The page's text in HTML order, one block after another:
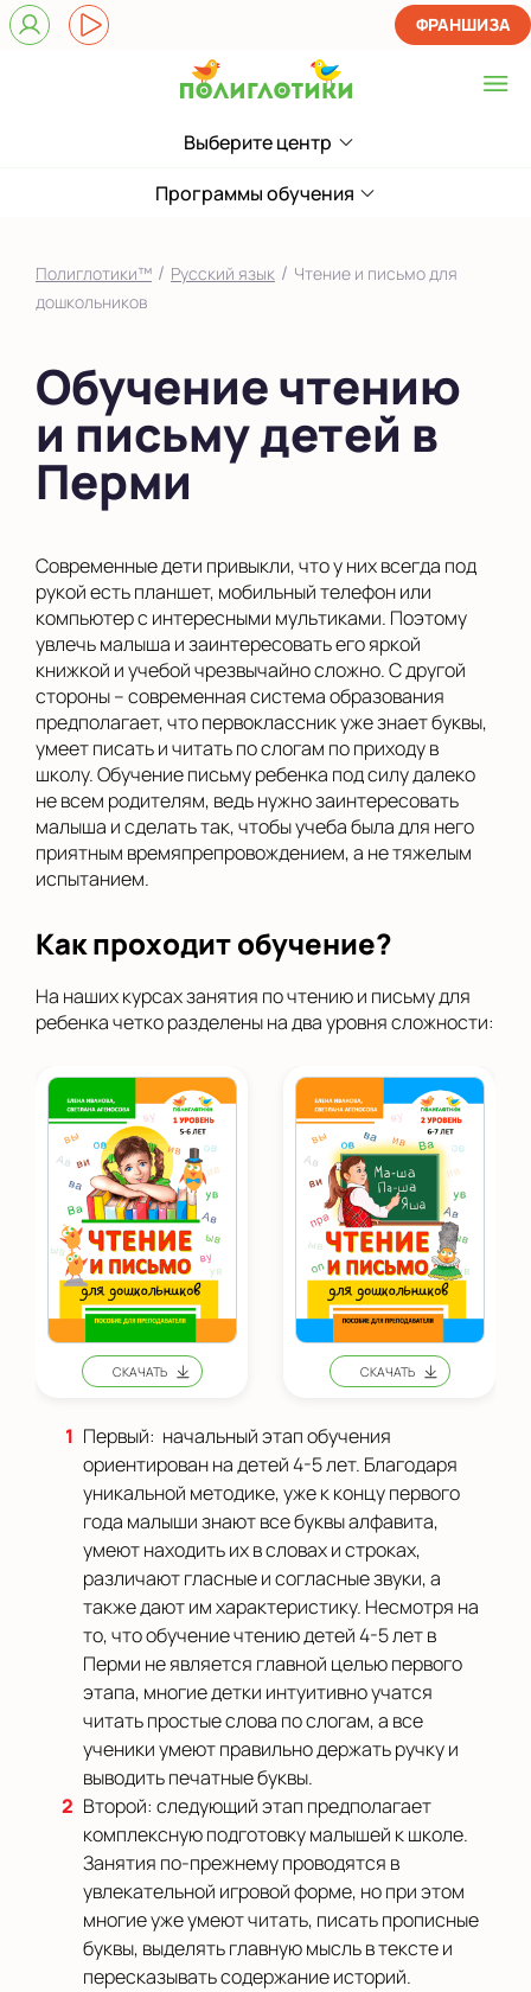
Выберите центр
Выберите центр
в Кировском районе
Показать на карте
ФРАНШИЗА
Программы обучения
Полиглотики™ / Русский язык / Чтение и письмо для
дошкольников
Обучение чтению
и письму детей в
Перми
Современные дети привыкли, что у них всегда под
рукой есть планшет, мобильный телефон или
компьютер с интересными мультиками. Поэтому
увлечь малыша и заинтересовать его яркой
книжкой и учебой чрезвычайно сложно. С другой
стороны – современная система образования
предполагает, что первоклассник уже знает буквы,
умеет писать и читать по слогам по приходу в
школу. Обучение письму ребенка под силу далеко
не всем родителям, ведь нужно заинтересовать
малыша и сделать так, чтобы учеба была для него
приятным времяпрепровождением, а не тяжелым
испытанием.
Как проходит обучение?
На наших курсах занятия по чтению и письму для
ребенка четко разделены на два уровня сложности:
Первый: начальный этап обучения
ориентирован на детей 4-5 лет. Благодаря
уникальной методике, уже к концу первого
года малыши знают все буквы алфавита,
умеют находить их в словах и строках,
различают гласные и согласные звуки, а
также дают им характеристику. Несмотря на
то, что обучение чтению детей 4-5 лет в
Перми не является главной целью первого
этапа, многие детки интуитивно учатся
читать простые слова по слогам, а все
ученики умеют правильно держать ручку и
выводить печатные буквы.
Второй: следующий этап предполагает
комплексную подготовку малышей к школе.
Занятия по-прежнему проводятся в
увлекательной игровой форме, но при этом
многие уже умеют читать, писать прописные
буквы, выделять главную мысль в тексте и
пересказывать содержание историй.